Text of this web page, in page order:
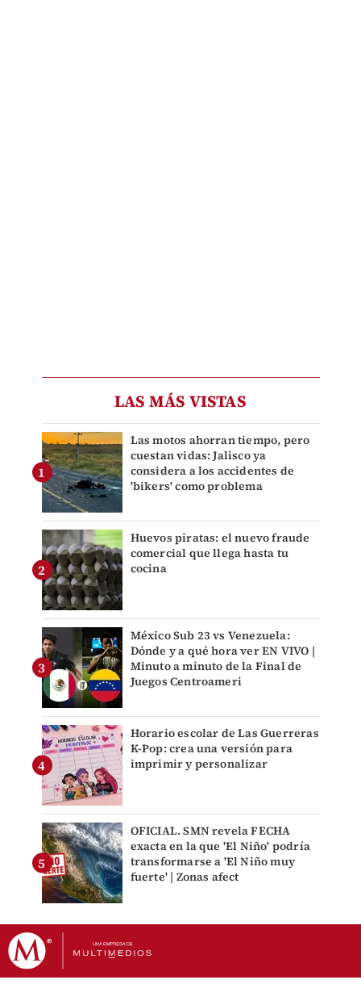
LAS MÁS VISTAS
Las motos ahorran tiempo, pero
cuestan vidas: Jalisco ya
considera a los accidentes de
'bikers' como problema
Huevos piratas: el nuevo fraude
comercial que llega hasta tu
cocina
México Sub 23 vs Venezuela:
Dónde y a qué hora ver EN VIVO |
Minuto a minuto de la Final de
Juegos Centroameri
Horario escolar de Las Guerreras
K-Pop: crea una versión para
imprimir y personalizar
OFICIAL. SMN revela FECHA
exacta en la que 'El Niño' podría
transformarse a 'El Niño muy
fuerte' | Zonas afect